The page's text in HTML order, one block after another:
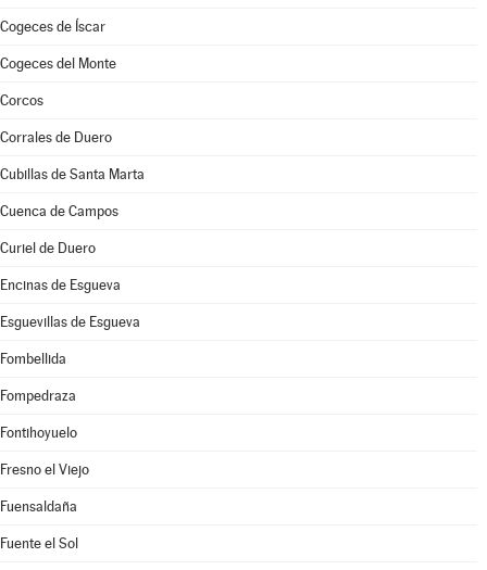
Cogeces de Íscar
Cogeces del Monte
Corcos
Corrales de Duero
Cubillas de Santa Marta
Cuenca de Campos
Curiel de Duero
Encinas de Esgueva
Esguevillas de Esgueva
Fombellida
Fompedraza
Fontihoyuelo
Fresno el Viejo
Fuensaldaña
Fuente el Sol